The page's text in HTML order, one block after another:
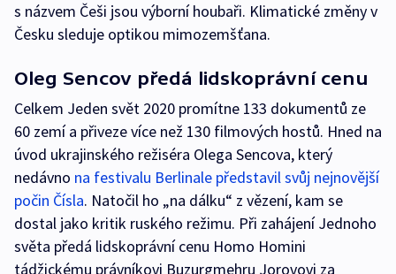
s názvem Češi jsou výborní houbaři. Klimatické změny v
Česku sleduje optikou mimozemšťana.
Oleg Sencov předá lidskoprávní cenu
Celkem Jeden svět 2020 promítne 133 dokumentů ze
60 zemí a přiveze více než 130 filmových hostů. Hned na
úvod ukrajinského režiséra Olega Sencova, který
nedávno na festivalu Berlinale představil svůj nejnovější
počin Čísla. Natočil ho „na dálku“ z vězení, kam se
dostal jako kritik ruského režimu. Při zahájení Jednoho
světa předá lidskoprávní cenu Homo Homini
tádžickému právníkovi Buzurgmehru Jorovovi za